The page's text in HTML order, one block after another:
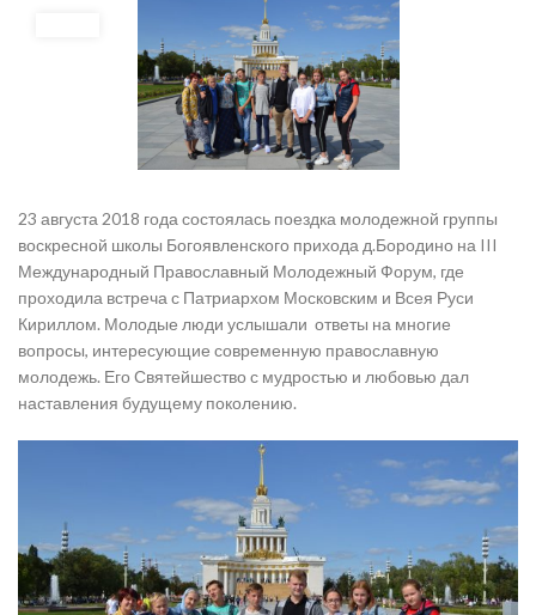
23 августа 2018 года состоялась поездка молодежной группы
воскресной школы Богоявленского прихода д.Бородино на III
Международный Православный Молодежный Форум, где
проходила встреча с Патриархом Московским и Всея Руси
Кириллом. Молодые люди услышали ответы на многие
вопросы, интересующие современную православную
молодежь. Его Святейшество с мудростью и любовью дал
наставления будущему поколению.